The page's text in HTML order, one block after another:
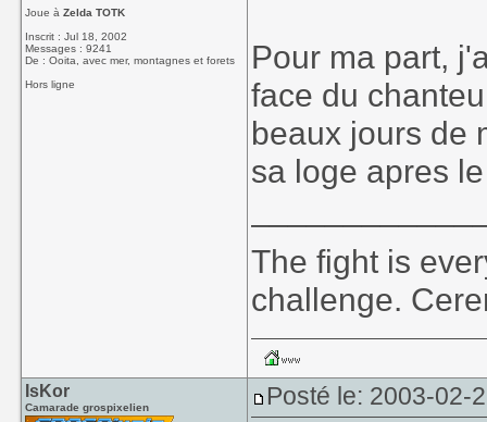
Joue àZelda TOTK
Inscrit : Jul 18, 2002
Messages : 9241
De : Ooita, avec mer, montagnes et forets
Hors ligne
Pour ma part,
face du
beaux jours de
sa loge apres
The fight is
challenge.
IsKor
Camarade grospixelien Posté le: 2003-02-